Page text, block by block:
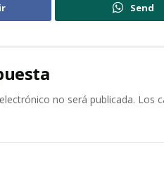
Send
no será publicada. Los